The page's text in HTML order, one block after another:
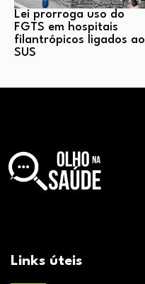
Lei prorroga uso do
FGTS em hospitais
filantrópicos ligados ao
SUS
Links úteis